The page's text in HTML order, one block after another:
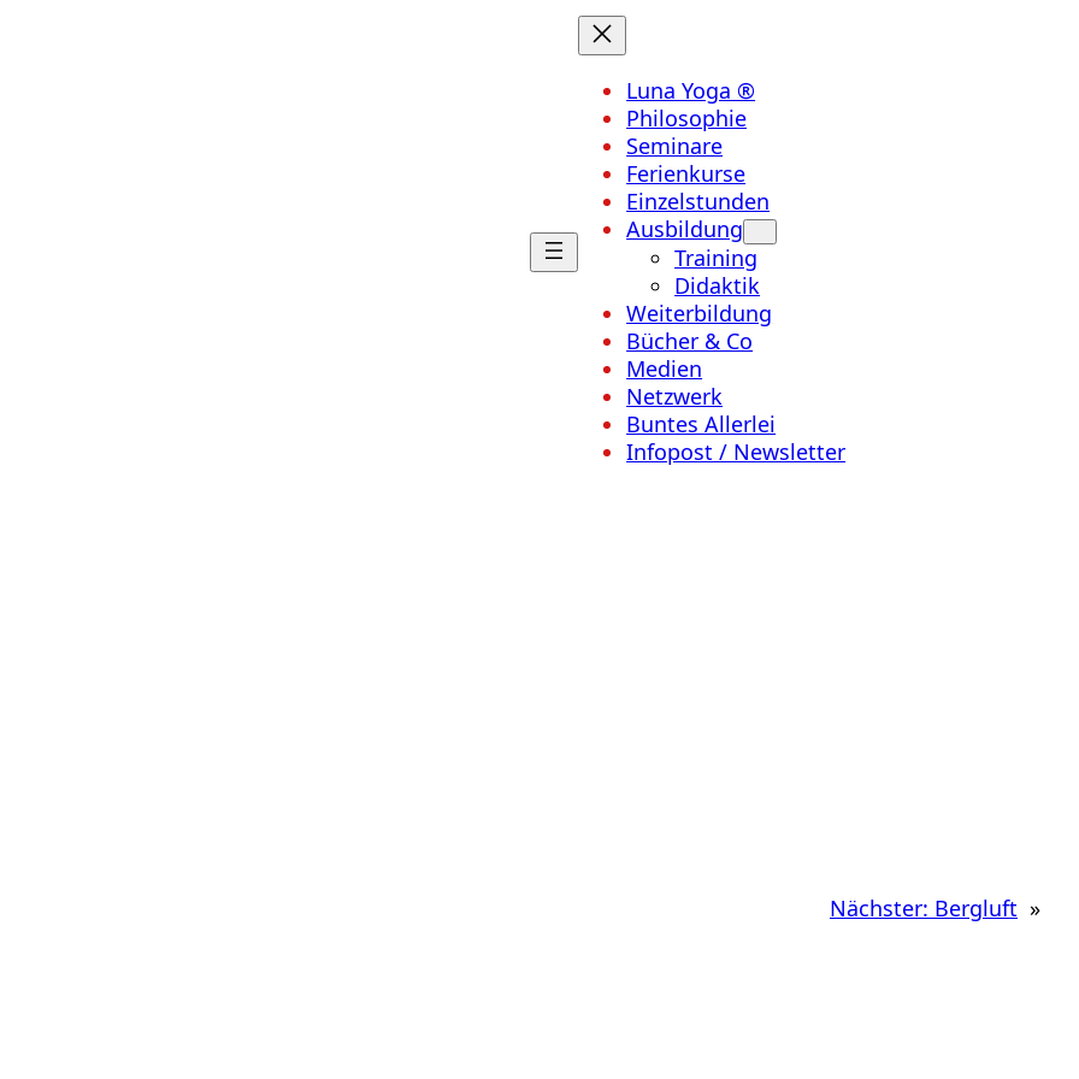
Luna Yoga ®
Philosophie
Seminare
Ferienkurse
Einzelstunden
Ausbildung
Training
Didaktik
Weiterbildung
Bücher & Co
Medien
Netzwerk
Buntes Allerlei
Infopost / Newsletter
Nächster: Bergluft »